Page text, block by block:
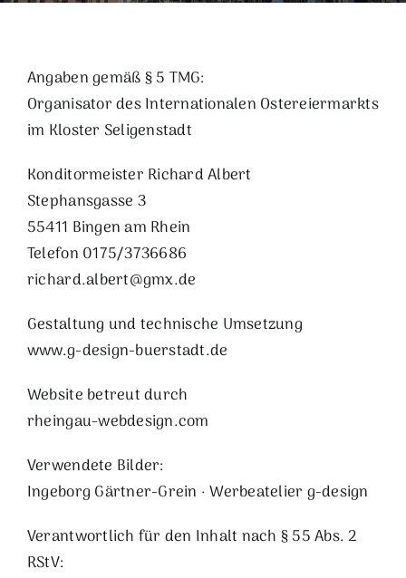
Angaben gemäß § 5 TMG:
Organisator des Internationalen Ostereiermarkts
im Kloster Seligenstadt
Konditormeister Richard Albert
Stephansgasse 3
55411 Bingen am Rhein
Telefon 0175/3736686
richard.albert@gmx.de
Gestaltung und technische Umsetzung
www.g-design-buerstadt.de
Website betreut durch
rheingau-webdesign.com
Verwendete Bilder:
Ingeborg Gärtner-Grein · Werbeatelier g-design
Verantwortlich für den Inhalt nach § 55 Abs. 2
RStV: